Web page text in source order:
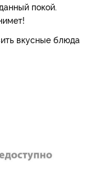
покой.
вкусные блюда